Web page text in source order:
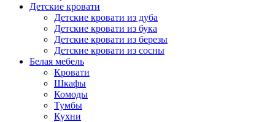
Детские кровати
Детские кровати из дуба
Детские кровати из бука
Детские кровати из березы
Детские кровати из сосны
Белая мебель
Кровати
Шкафы
Комоды
Тумбы
Кухни